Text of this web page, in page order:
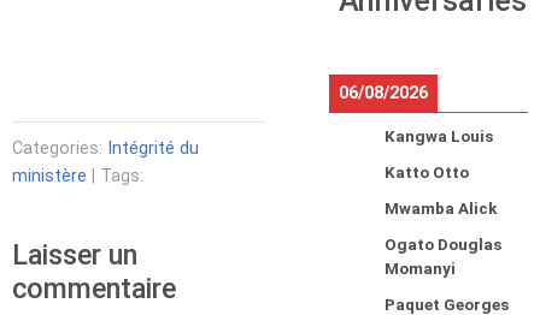
Categories: Intégrité du
ministère | Tags:
Laisser un
commentaire
06/08/2026
Kangwa Louis
Katto Otto
Mwamba Alick
Ogato Douglas
Momanyi
Paquet Georges